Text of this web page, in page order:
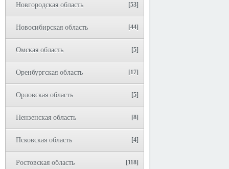
Новгородская область [53]
Новосибирская область [44]
Омская область [5]
Оренбургская область [17]
Орловская область [5]
Пензенская область [8]
Псковская область [4]
Ростовская область [118]